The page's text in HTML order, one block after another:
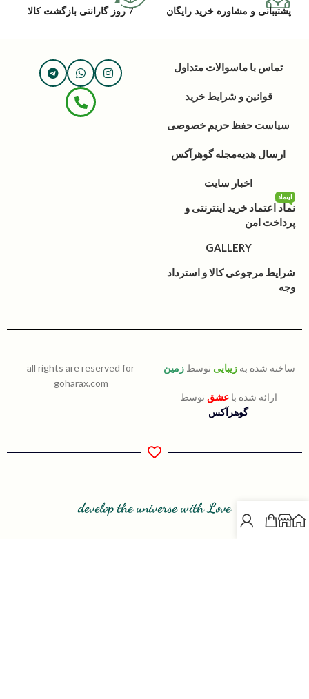
پشتیبانی و مشاوره خرید رایگان 7 روز گارانتی بازگشت کالا
تماس با ماسوالات متداول
قوانین و شرایط خرید
سیاست حفظ حریم خصوصی
ارسال هدیهمجله گوهرآکس
اخبار سایت
نماد اعتماد خرید اینترنتی و
پرداخت امن
اینماد
GALLERY
شرایط مرجوعی کالا و استرداد
وجه
ساخته شده به زیبایی توسط زمین
ارائه شده باعشق توسط
گوهرآکس
all rights are reserved for
goharax.com
develop the universe with Love